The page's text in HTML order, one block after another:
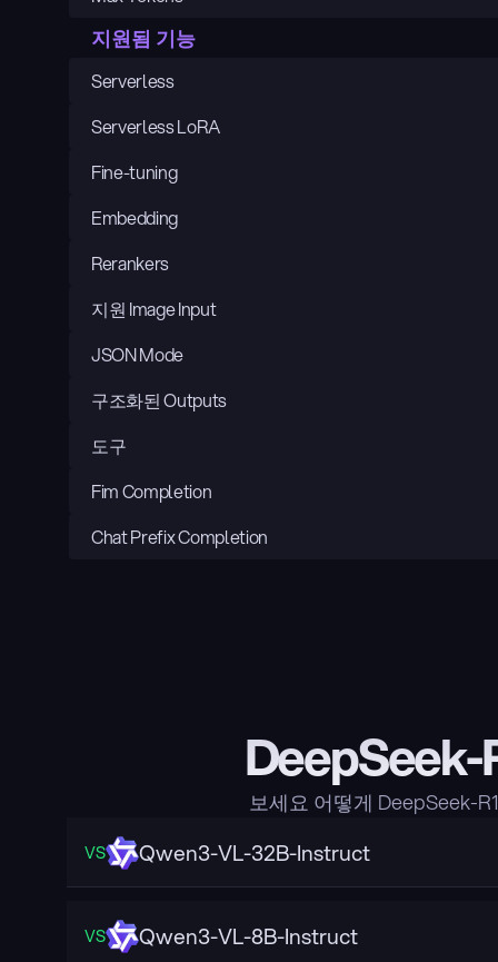
지원됨 기능
Serverless
Serverless LoRA
Fine-tuning
Embedding
Rerankers
지원 Image Input
JSON Mode
구조화된 Outputs
도구
Fim Completion
Chat Prefix Completion
보세요 어떻게 DeepSeek-
VS Qwen3-VL-32B-Instruct
VS Qwen3-VL-8B-Instruct